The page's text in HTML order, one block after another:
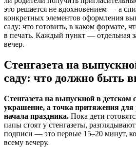
это решается не вдохновением — а
конкретных элементов оформления
саду: что готовить, в каком формате,
в печать. Каждый пункт — отдельная
вечер.
Стенгазета на
саду: что должно быть
Стенгазета на выпускной в детском
украшение, а точка притяжения для
начала праздника. Пока дети
папы стоят у стенгазеты,
подписи — это первые 15–20 минут,
всему вечеру.